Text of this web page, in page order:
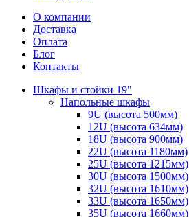
О компании
Доставка
Оплата
Блог
Контакты
Шкафы и стойки 19"
Напольные шкафы
9U (высота 500мм)
12U (высота 634мм)
18U (высота 900мм)
22U (высота 1180мм)
25U (высота 1215мм)
30U (высота 1500мм)
32U (высота 1610мм)
33U (высота 1650мм)
35U (высота 1660мм)